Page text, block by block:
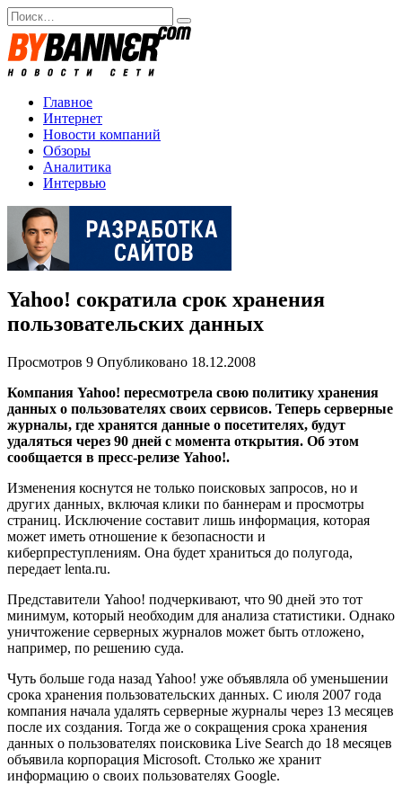
Перейти
к
содержанию
Search
for:
Главное
Интернет
Новости компаний
Обзоры
Аналитика
Интервью
Yahoo! сократила срок хранения
пользовательских данных
Просмотров 9 Опубликовано 18.12.2008
Компания Yahoo! пересмотрела свою политику хранения
данных о пользователях своих сервисов. Теперь серверные
журналы, где хранятся данные о посетителях, будут
удаляться через 90 дней с момента открытия. Об этом
сообщается в пресс-релизе Yahoo!.
Изменения коснутся не только поисковых запросов, но и
других данных, включая клики по баннерам и просмотры
страниц. Исключение составит лишь информация, которая
может иметь отношение к безопасности и
киберпреступлениям. Она будет храниться до полугода,
передает lenta.ru.
Представители Yahoo! подчеркивают, что 90 дней это тот
минимум, который необходим для анализа статистики. Однако
уничтожение серверных журналов может быть отложено,
например, по решению суда.
Чуть больше года назад Yahoo! уже объявляла об уменьшении
срока хранения пользовательских данных. С июля 2007 года
компания начала удалять серверные журналы через 13 месяцев
после их создания. Тогда же о сокращения срока хранения
данных о пользователях поисковика Live Search до 18 месяцев
объявила корпорация Microsoft. Столько же хранит
информацию о своих пользователях Google.